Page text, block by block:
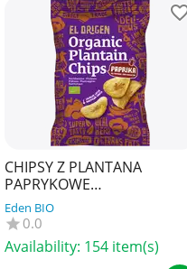
CHIPSY Z PLANTANA
PAPRYKOWE
BEZGLUTENOWE BIO 80 g -
EL ORIGEN
Eden BIO
0.0
Availability: 154 item(s)